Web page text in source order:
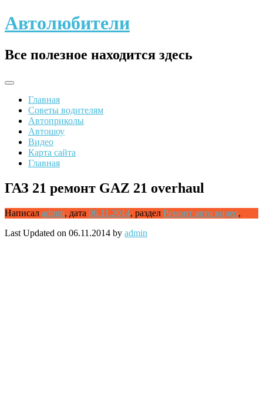
Skip
to
Автолюбители
Все полезное находится здесь
Главная
Советы водителям
Автоприколы
Автошоу
Видео
Карта сайта
Главная
ГАЗ 21 ремонт GAZ 21 overhaul
Написал admin, дата 06.11.2014, раздел Ремонт авто видео,
Last Updated on 06.11.2014 by admin